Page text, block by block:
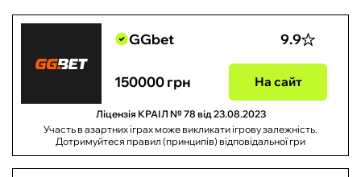
GGbet 9.9
150000 грн На сайт
Ліцензія КРАІЛ № 78 від 23.08.2023
Участь в азартних іграх може викликати ігрову залежність.
Дотримуйтеся правил (принципів) відповідальної гри